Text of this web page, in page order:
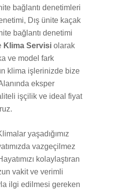
bağlantı denetimleri
Dış ünite kaçak
bağlantı denetimi
Klima Servisi olarak
ve model fark
klima işlerinizde bize
eksper
işçilik ve ideal fiyat
yaşadığımız
vazgeçilmez
kolaylaştıran
vakit ve verimli
ilgi edilmesi gereken